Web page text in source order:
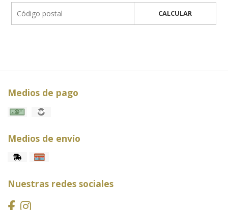
CALCULAR
Medios de pago
Medios de envío
Nuestras redes sociales